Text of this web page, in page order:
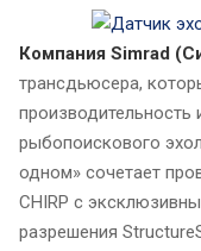
Компания Simrad
трансдьюсера,
производительность
рыбопоискового
одном» сочетает
CHIRP с
разрешения